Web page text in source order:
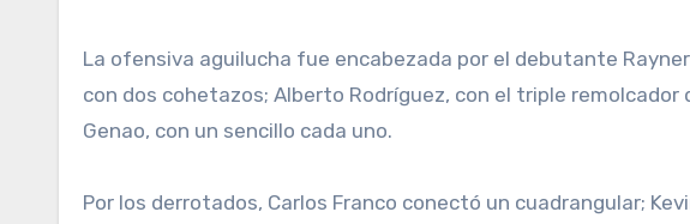
La ofensiva aguilucha fue encabezada por el debutante
con dos cohetazos; Alberto Rodríguez, con el triple
Genao, con un sencillo cada uno.
Por los derrotados, Carlos Franco conectó un cuadrangular;